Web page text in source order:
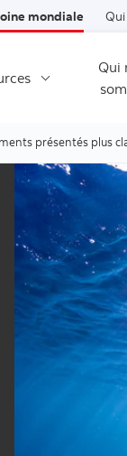
au contenu
mondiale
Qui
présentés plus